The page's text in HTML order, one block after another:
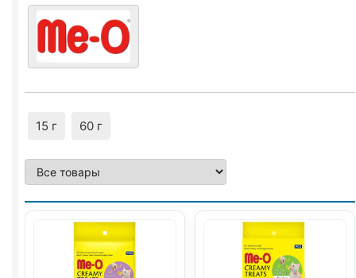
15 г 60 г